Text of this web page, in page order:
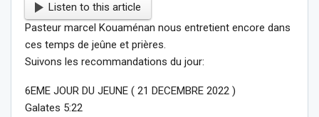
Listen to this article
Pasteur marcel Kouaménan nous entretient encore dans
ces temps de jeûne et prières.
Suivons les recommandations du jour:
6EME JOUR DU JEUNE ( 21 DECEMBRE 2022 )
Galates 5:22